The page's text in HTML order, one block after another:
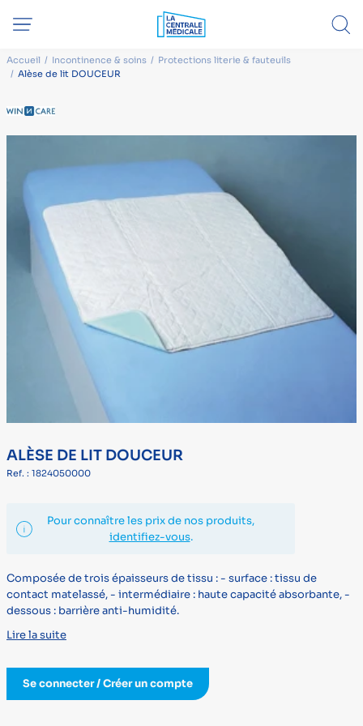
Accueil Incontinence & soins
Protections literie & fauteuils
Alèse de lit DOUCEUR
ALÈSE DE LIT DOUCEUR
Ref. : 1824050000
Pour connaître les prix de nos produits,
identifiez-vous.
Composée de trois épaisseurs de tissu : - surface : tissu de
contact matelassé, - intermédiaire : haute capacité absorbante, -
dessous : barrière anti-humidité.
Lire la suite
Se connecter / Créer un compte